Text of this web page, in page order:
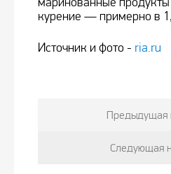
курение — примерно в
Источник и фото - ria.ru
Предыдущая
Следующая